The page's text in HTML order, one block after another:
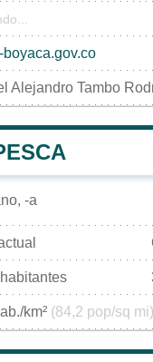
boyaca.gov.co
Alejandro Tambo
-a
km² (84,2 pop/sq mi)